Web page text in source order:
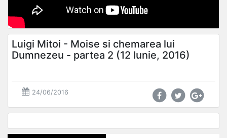
Luigi Mitoi - Moise si chemarea lui
Dumnezeu - partea 2 (12 Iunie, 2016)
24/06/2016